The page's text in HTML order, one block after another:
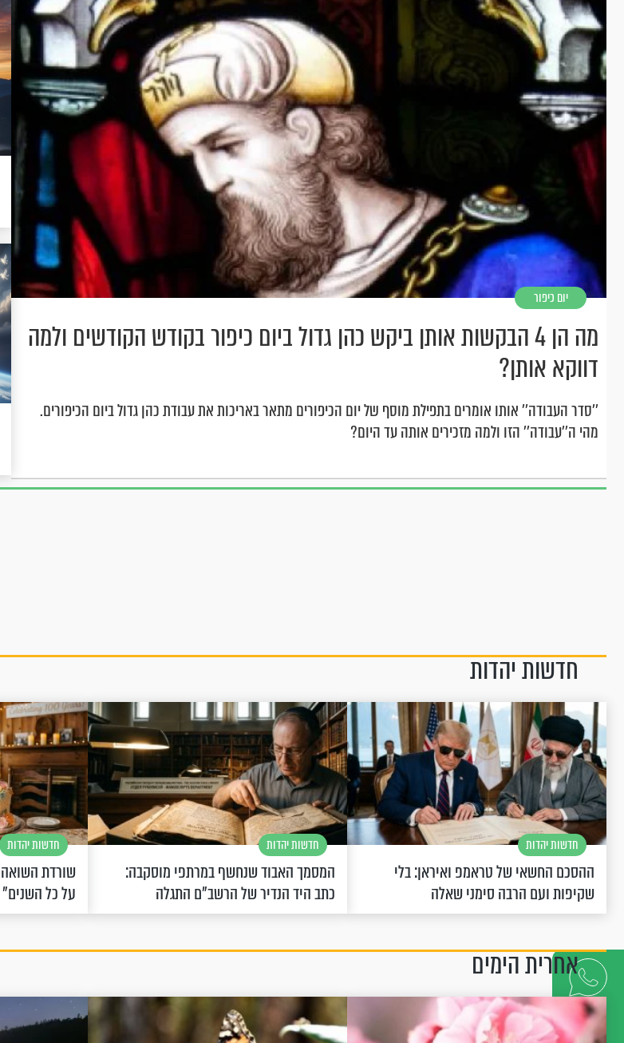
דברו
איתנו
יום כיפור
מה הן 4 הבקשות אותן ביקש כהן גדול ביום כיפור בקודש הקודשים ולמה
דווקא אותן?
''סדר העבודה'' אותו אומרים בתפילת מוסף של יום הכיפורים מתאר באריכות את עבודת כהן גדול ביום הכיפורים.
מהי ה''עבודה'' הזו ולמה מזכירים אותה עד היום?
חדשות יהדות
חדשות יהדות
ההסכם החשאי של טראמפ ואיראן: בלי
שקיפות ועם הרבה סימני שאלה
חדשות יהדות
המסמך האבוד שנחשף במרתפי מוסקבה:
כתב היד הנדיר של הרשב"ם התגלה
חדשות יהדות
על כל השנים"
אחרית הימים